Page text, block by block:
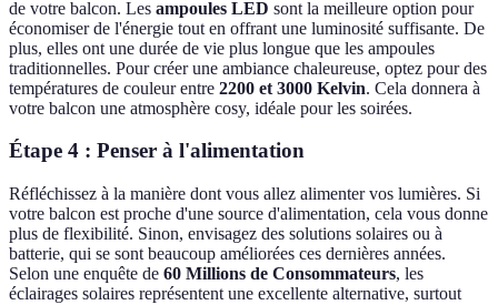
de votre balcon. Les ampoules LED sont la meilleure option pour
économiser de l'énergie tout en offrant une luminosité suffisante. De
plus, elles ont une durée de vie plus longue que les ampoules
traditionnelles. Pour créer une ambiance chaleureuse, optez pour des
températures de couleur entre 2200 et 3000 Kelvin. Cela donnera à
votre balcon une atmosphère cosy, idéale pour les soirées.
Étape 4 : Penser à l'alimentation
Réfléchissez à la manière dont vous allez alimenter vos lumières. Si
votre balcon est proche d'une source d'alimentation, cela vous donne
plus de flexibilité. Sinon, envisagez des solutions solaires ou à
batterie, qui se sont beaucoup améliorées ces dernières années.
Selon une enquête de 60 Millions de Consommateurs, les
éclairages solaires représentent une excellente alternative, surtout